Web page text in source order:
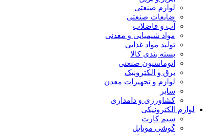
لوازم صنعتی
ضایعات صنعتی
آب و فاضلاب
مواد شیمیایی و معدنی
تولید مواد غذایی
بسته بندی کالا
اتوماسیون صنعتی
برق و الکترونیک
لوازم و تجهیزات معدن
سایر
کشاورزی و دامداری
لوازم الکترونیکی
سیم کارت
گوشی موبایل